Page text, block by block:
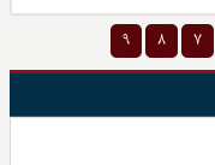
۷ ۸ ۹